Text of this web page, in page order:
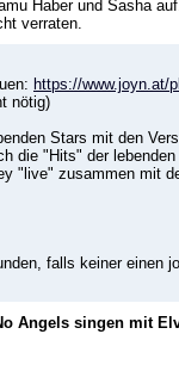
Haber und Sasha
verraten.
https://www.joyn.at/
nötig)
Stars mit den
die "Hits" der
"live" zusammen mit
falls keiner einen
Angels singen mit